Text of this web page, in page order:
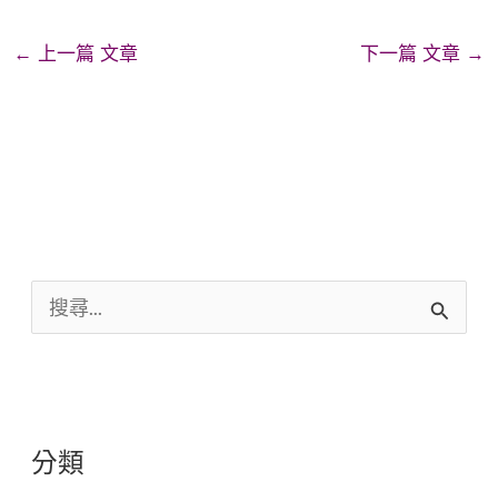
← 上一篇 文章 下一篇 文章 →
字
分類